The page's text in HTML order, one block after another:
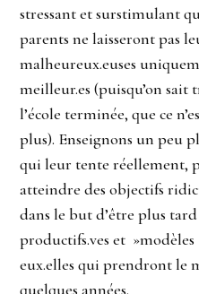
stressant et surstimulant
parents ne laisseront pas
malheureux.euses
meilleur.es (puisqu’on sait
l’école terminée, que ce
plus). Enseignons un peu
qui leur tente réellement,
atteindre des objectifs
dans le but d’être plus
productifs.ves et »modèles
eux.elles qui prendront le
quelques années.